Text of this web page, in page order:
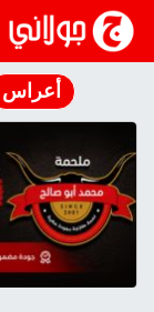
انتقل إلى المحتوى
أعراس